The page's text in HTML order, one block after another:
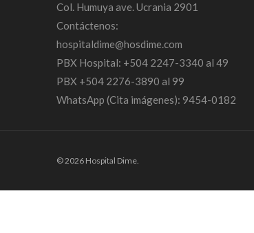
Col. Humuya ave. Ucrania 2901
Contáctenos:
hospitaldime@hosdime.com
PBX Hospital: +504 2247-3340 al 49
PBX +504 2276-3890 al 99
WhatsApp (Cita imágenes): 9454-0182
© 2026 Hospital Dime.